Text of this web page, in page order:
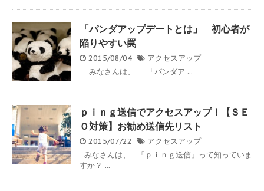
「パンダアップデートとは」 初心者が
陥りやすい罠
2015/08/04
アクセスアップ
みなさんは、 「パンダア ...
ｐｉｎｇ送信でアクセスアップ！【ＳＥ
Ｏ対策】お勧め送信先リスト
2015/07/22
アクセスアップ
みなさんは、 「ｐｉｎｇ送信」って知っていま
すか？ ...